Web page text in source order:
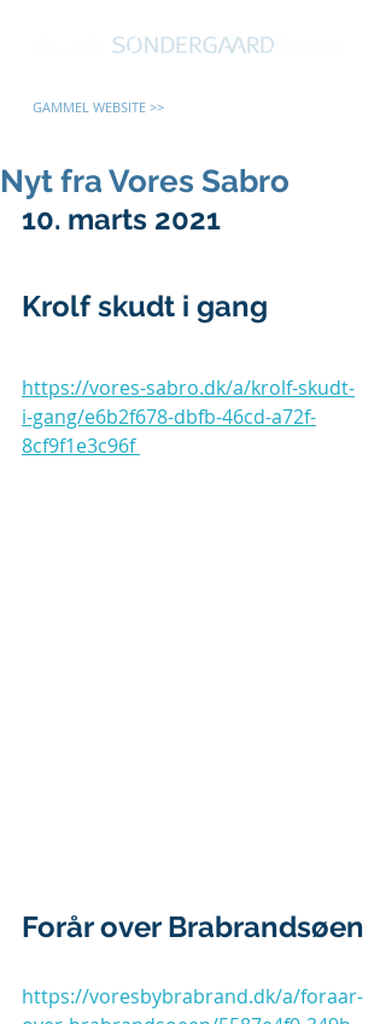
GAMMEL WEBSITE >>
Nyt fra Vores Sabro
10. marts 2021
Krolf skudt i gang
https://vores-sabro.dk/a/krolf-skudt-
i-gang/e6b2f678-dbfb-46cd-a72f-
8cf9f1e3c96f
Forår over Brabrandsøen
https://voresbybrabrand.dk/a/foraar-